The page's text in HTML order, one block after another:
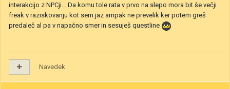
interakcijo z NPCji... Da komu tole rata v prvo na slepo mora bit še večji
freak v raziskovanju kot sem jaz ampak ne prevelik ker potem greš
predaleč al pa v napačno smer in sesuješ questline
Navedek